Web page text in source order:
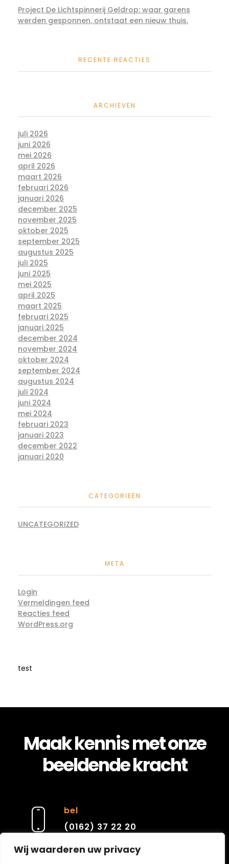
Wij waarderen uw privacy
Project De Lichtspinnerij Geldrop: waar garens
werden gesponnen, ontstaat een nieuw thuis.
RECENTE REACTIES
ARCHIEVEN
juli 2026
juni 2026
mei 2026
april 2026
maart 2026
februari 2026
januari 2026
december 2025
november 2025
oktober 2025
september 2025
augustus 2025
juli 2025
juni 2025
mei 2025
april 2025
maart 2025
februari 2025
januari 2025
december 2024
november 2024
oktober 2024
september 2024
augustus 2024
juli 2024
juni 2024
mei 2024
februari 2023
januari 2023
december 2022
januari 2020
CATEGORIEËN
UNCATEGORIZED
META
Login
Vermeldingen feed
Reacties feed
WordPress.org
test
Maak kennis met onze
beeldende kracht
bel
(0162) 37 22 20